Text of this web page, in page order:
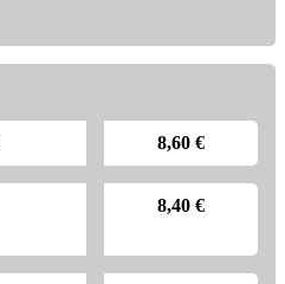
8,60 €
8,40 €